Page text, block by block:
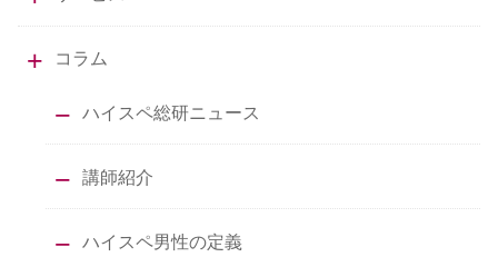
コラム
ハイスペ総研ニュース
講師紹介
ハイスペ男性の定義